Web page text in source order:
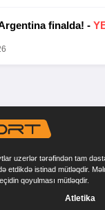
finalda! -
uzerlər tərəfindən tam
etdikdə istinad mütləqdir.
qoyulması mütləqdir.
Atletika